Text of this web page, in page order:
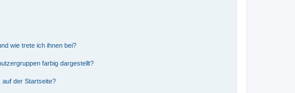
wie trete ich ihnen bei?
farbig dargestellt?
auf der Startseite?